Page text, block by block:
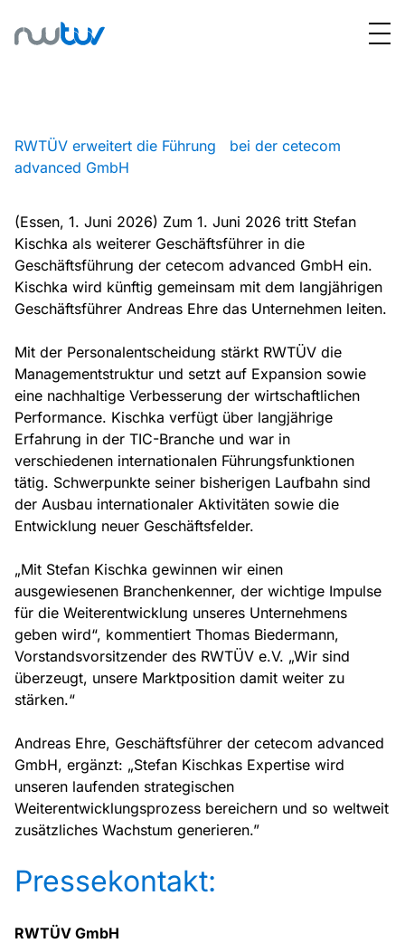
RWTÜV erweitert die Führung bei der cetecom
advanced GmbH
(Essen, 1. Juni 2026) Zum 1. Juni 2026 tritt Stefan
Kischka als weiterer Geschäftsführer in die
Geschäftsführung der cetecom advanced GmbH ein.
Kischka wird künftig gemeinsam mit dem langjährigen
Geschäftsführer Andreas Ehre das Unternehmen leiten.
Mit der Personalentscheidung stärkt RWTÜV die
Managementstruktur und setzt auf Expansion sowie
eine nachhaltige Verbesserung der wirtschaftlichen
Performance. Kischka verfügt über langjährige
Erfahrung in der TIC-Branche und war in
verschiedenen internationalen Führungsfunktionen
tätig. Schwerpunkte seiner bisherigen Laufbahn sind
der Ausbau internationaler Aktivitäten sowie die
Entwicklung neuer Geschäftsfelder.
„Mit Stefan Kischka gewinnen wir einen
ausgewiesenen Branchenkenner, der wichtige Impulse
für die Weiterentwicklung unseres Unternehmens
geben wird“, kommentiert Thomas Biedermann,
Vorstandsvorsitzender des RWTÜV e.V. „Wir sind
überzeugt, unsere Marktposition damit weiter zu
stärken.“
Andreas Ehre, Geschäftsführer der cetecom advanced
GmbH, ergänzt: „Stefan Kischkas Expertise wird
unseren laufenden strategischen
Weiterentwicklungsprozess bereichern und so weltweit
zusätzliches Wachstum generieren.”
Pressekontakt:
RWTÜV GmbH